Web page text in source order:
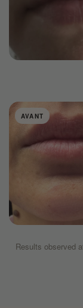
AVANT
Results observed